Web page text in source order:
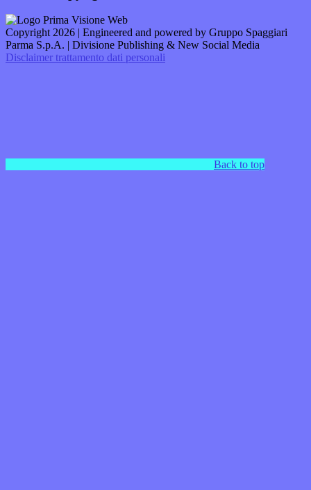
Copyright 2026 | Engineered and powered by Gruppo Spaggiari
Parma S.p.A. | Divisione Publishing & New Social Media
Disclaimer trattamento dati personali
Back to top